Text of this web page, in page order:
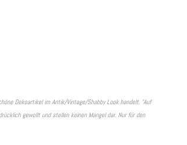
Dekoartikel im Antik/Vintage/Shabby Look handelt. "Auf
gewollt und stellen keinen Mangel dar. Nur für den